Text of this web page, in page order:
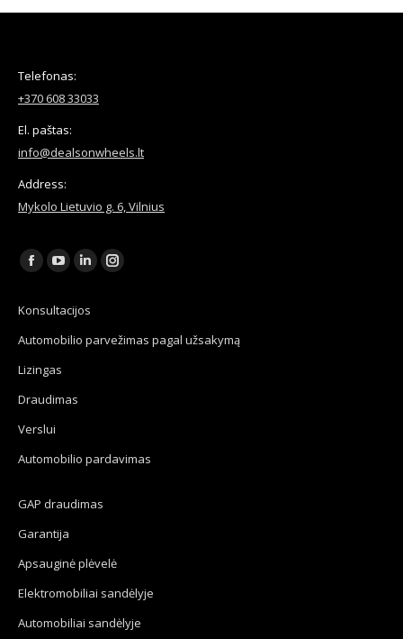
Telefonas:
+370 608 33033
El. paštas:
info@dealsonwheels.lt
Address:
Mykolo Lietuvio g. 6, Vilnius
Find us on:
Facebook
opens
in
new
YouTube
opens
in
new
Linkedin
opens
in
Instagram
in
Konsultacijos
Automobilio parvežimas pagal užsakymą
Lizingas
Draudimas
Verslui
Automobilio pardavimas
GAP draudimas
Garantija
Apsauginė plėvelė
Elektromobiliai sandėlyje
Automobiliai sandėlyje